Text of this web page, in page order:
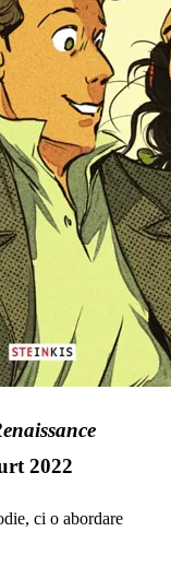
2022
ci o abordare